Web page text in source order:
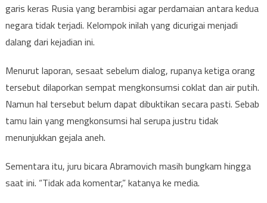
garis keras Rusia yang berambisi agar perdamaian antara kedua
negara tidak terjadi. Kelompok inilah yang dicurigai menjadi
dalang dari kejadian ini.
Menurut laporan, sesaat sebelum dialog, rupanya ketiga orang
tersebut dilaporkan sempat mengkonsumsi coklat dan air putih.
Namun hal tersebut belum dapat dibuktikan secara pasti. Sebab
tamu lain yang mengkonsumsi hal serupa justru tidak
menunjukkan gejala aneh.
Sementara itu, juru bicara Abramovich masih bungkam hingga
saat ini. “Tidak ada komentar,” katanya ke media.